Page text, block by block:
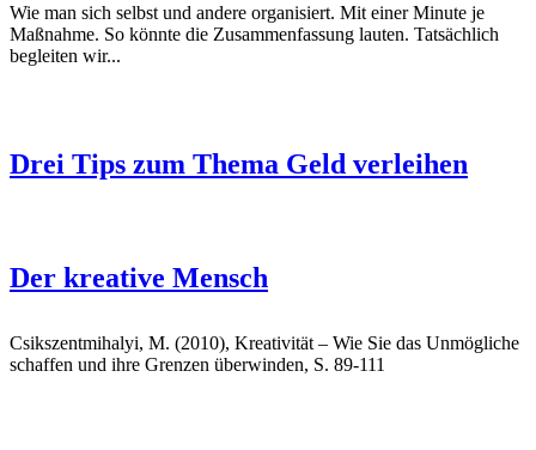
Wie man sich selbst und andere organisiert. Mit einer Minute je
Maßnahme. So könnte die Zusammenfassung lauten. Tatsächlich
begleiten wir...
Drei Tips zum Thema Geld verleihen
Der kreative Mensch
Csikszentmihalyi, M. (2010), Kreativität – Wie Sie das Unmögliche
schaffen und ihre Grenzen überwinden, S. 89-111